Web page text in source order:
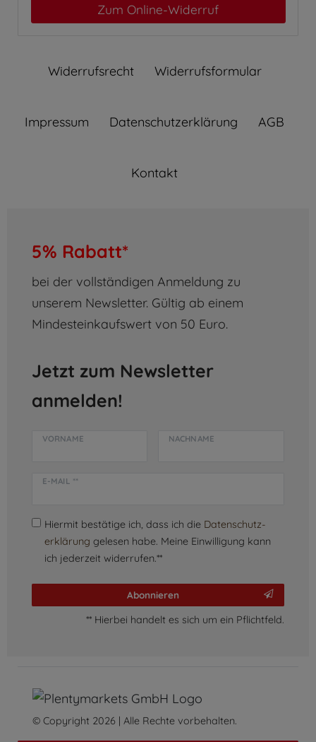
Zum Online-Widerruf
Widerrufs­recht Widerrufs­formular
Impressum Daten­schutz­erklärung AGB
Kontakt
5% Rabatt*
bei der vollständigen Anmeldung zu
unserem Newsletter. Gültig ab einem
Mindesteinkaufswert von 50 Euro.
Jetzt zum Newsletter
anmelden!
VORNAME NACHNAME
E-MAIL **
Hiermit bestätige ich, dass ich die Daten­schutz­
erklärung gelesen habe. Meine Einwilligung kann
ich jederzeit widerrufen.**
Abonnieren
** Hierbei handelt es sich um ein Pflichtfeld.
© Copyright 2026 | Alle Rechte vorbehalten.